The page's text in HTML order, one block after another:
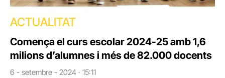
ACTUALITAT
Comença el curs escolar 2024-25 amb 1,6
milions d’alumnes i més de 82.000 docents
6 - setembre - 2024 · 15:11